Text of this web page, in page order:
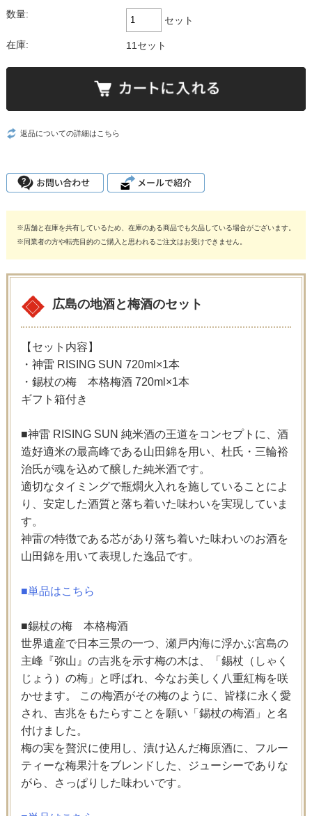
数量:
セット
在庫: 11セット
返品についての詳細はこちら
※店舗と在庫を共有しているため、在庫のある商品でも欠品している場合がございます。
※同業者の方や転売目的のご購入と思われるご注文はお受けできません。
広島の地酒と梅酒のセット
【セット内容】
・神雷 RISING SUN 720ml×1本
・錫杖の梅 本格梅酒 720ml×1本
ギフト箱付き
■神雷 RISING SUN 純米酒の王道をコンセプトに、酒
造好適米の最高峰である山田錦を用い、杜氏・三輪裕
治氏が魂を込めて醸した純米酒です。
適切なタイミングで瓶燗火入れを施していることによ
り、安定した酒質と落ち着いた味わいを実現していま
す。
神雷の特徴である芯があり落ち着いた味わいのお酒を
山田錦を用いて表現した逸品です。
■単品はこちら
■錫杖の梅 本格梅酒
世界遺産で日本三景の一つ、瀬戸内海に浮かぶ宮島の
主峰『弥山』の吉兆を示す梅の木は、「錫杖（しゃく
じょう）の梅」と呼ばれ、今なお美しく八重紅梅を咲
かせます。 この梅酒がその梅のように、皆様に永く愛
され、吉兆をもたらすことを願い「錫杖の梅酒」と名
付けました。
梅の実を贅沢に使用し、漬け込んだ梅原酒に、フルー
ティーな梅果汁をブレンドした、ジューシーでありな
がら、さっぱりした味わいです。